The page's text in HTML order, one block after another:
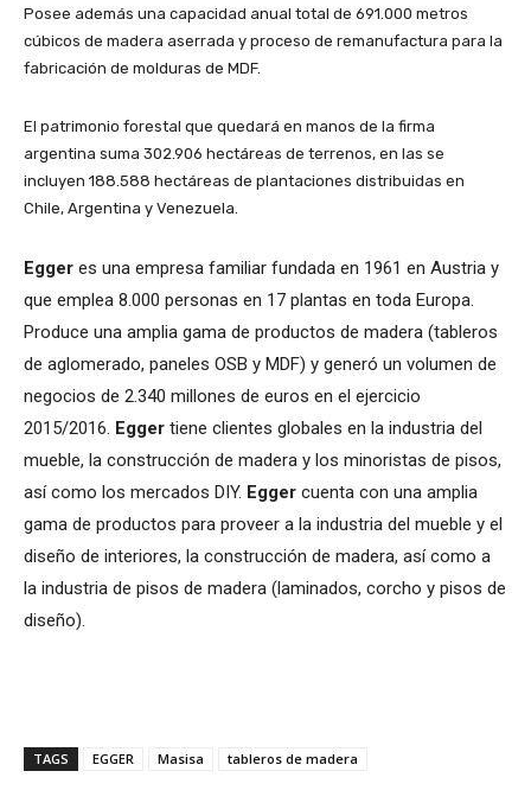
Posee además una capacidad anual total de 691.000 metros
cúbicos de madera aserrada y proceso de remanufactura para la
fabricación de molduras de MDF.
El patrimonio forestal que quedará en manos de la firma
argentina suma 302.906 hectáreas de terrenos, en las se
incluyen 188.588 hectáreas de plantaciones distribuidas en
Chile, Argentina y Venezuela.
Egger es una empresa familiar fundada en 1961 en Austria y
que emplea 8.000 personas en 17 plantas en toda Europa.
Produce una amplia gama de productos de madera (tableros
de aglomerado, paneles OSB y MDF) y generó un volumen de
negocios de 2.340 millones de euros en el ejercicio
2015/2016. Egger tiene clientes globales en la industria del
mueble, la construcción de madera y los minoristas de pisos,
así como los mercados DIY. Egger cuenta con una amplia
gama de productos para proveer a la industria del mueble y el
diseño de interiores, la construcción de madera, así como a
la industria de pisos de madera (laminados, corcho y pisos de
diseño).
TAGS EGGER Masisa tableros de madera